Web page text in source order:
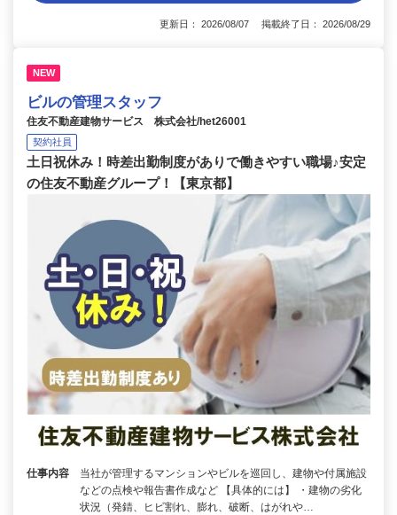
更新日： 2026/08/07 掲載終了日： 2026/08/29
NEW
ビルの管理スタッフ
住友不動産建物サービス 株式会社/het26001
契約社員
土日祝休み！時差出勤制度がありで働きやすい職場♪安定
の住友不動産グループ！【東京都】
仕事内容
当社が管理するマンションやビルを巡回し、建物や付属施設
などの点検や報告書作成など 【具体的には】 ・建物の劣化
状況（発錆、ヒビ割れ、膨れ、破断、はがれや…